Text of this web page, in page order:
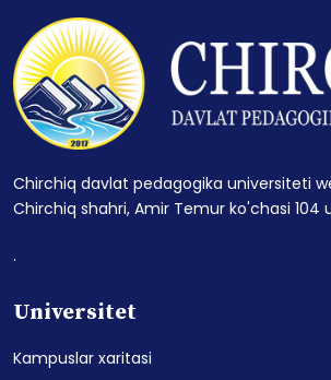
Chirchiq davlat pedagogika universiteti
Chirchiq shahri, Amir Temur ko'chasi 104
.
Universitet
Kampuslar xaritasi